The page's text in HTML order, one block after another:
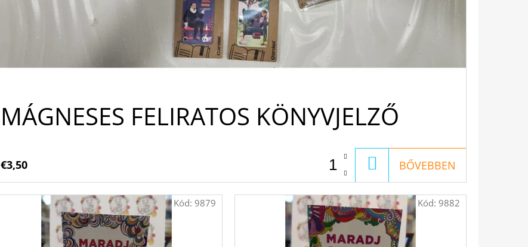
MÁGNESES FELIRATOS KÖNYVJELZŐ
€3,50 KOSÁRBA
BŐVEBBEN
Kód: 9879 Kód: 9882